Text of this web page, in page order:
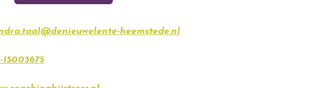
heemstede.nl
15003675